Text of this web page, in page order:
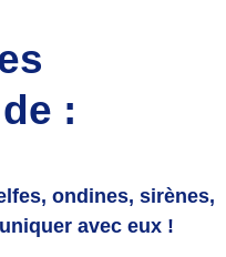
:
ondines, sirènes,
avec eux !